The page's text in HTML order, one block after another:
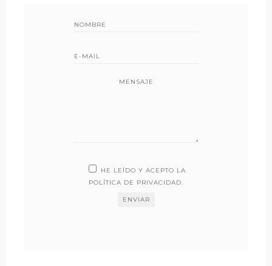
MENSAJE
HE LEÍDO Y ACEPTO LA
POLÍTICA DE PRIVACIDAD